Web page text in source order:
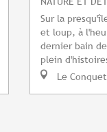
Sur la
et loup, à
dernier bain
plein
Le Conquet